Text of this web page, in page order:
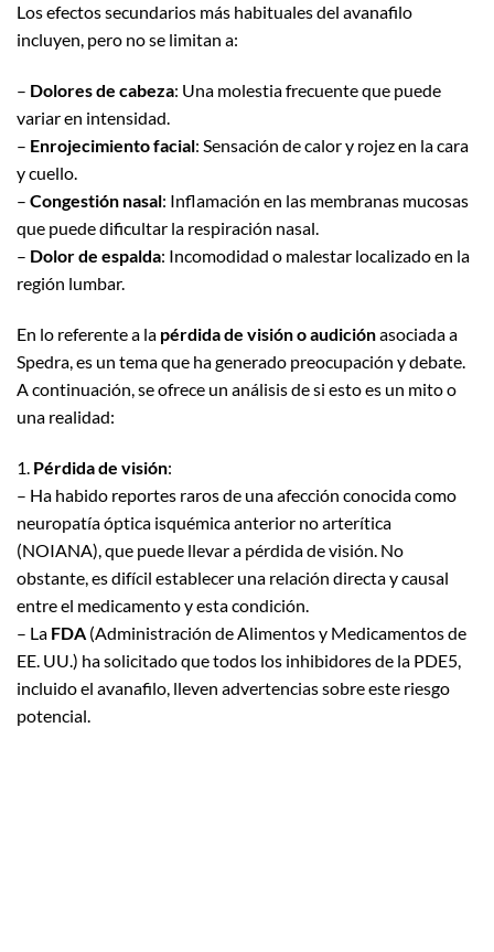
Los efectos secundarios más habituales del avanafilo
incluyen, pero no se limitan a:
– Dolores de cabeza: Una molestia frecuente que puede
variar en intensidad.
– Enrojecimiento facial: Sensación de calor y rojez en la cara
y cuello.
– Congestión nasal: Inflamación en las membranas mucosas
que puede dificultar la respiración nasal.
– Dolor de espalda: Incomodidad o malestar localizado en la
región lumbar.
En lo referente a la pérdida de visión o audiciónasociada a
Spedra, es un tema que ha generado preocupación y debate.
A continuación, se ofrece un análisis de si esto es un mito o
una realidad:
1. Pérdida de visión:
– Ha habido reportes raros de una afección conocida como
neuropatía óptica isquémica anterior no arterítica
(NOIANA), que puede llevar a pérdida de visión. No
obstante, es difícil establecer una relación directa y causal
entre el medicamento y esta condición.
– La FDA (Administración de Alimentos y Medicamentos de
EE. UU.) ha solicitado que todos los inhibidores de la PDE5,
incluido el avanafilo, lleven advertencias sobre este riesgo
potencial.